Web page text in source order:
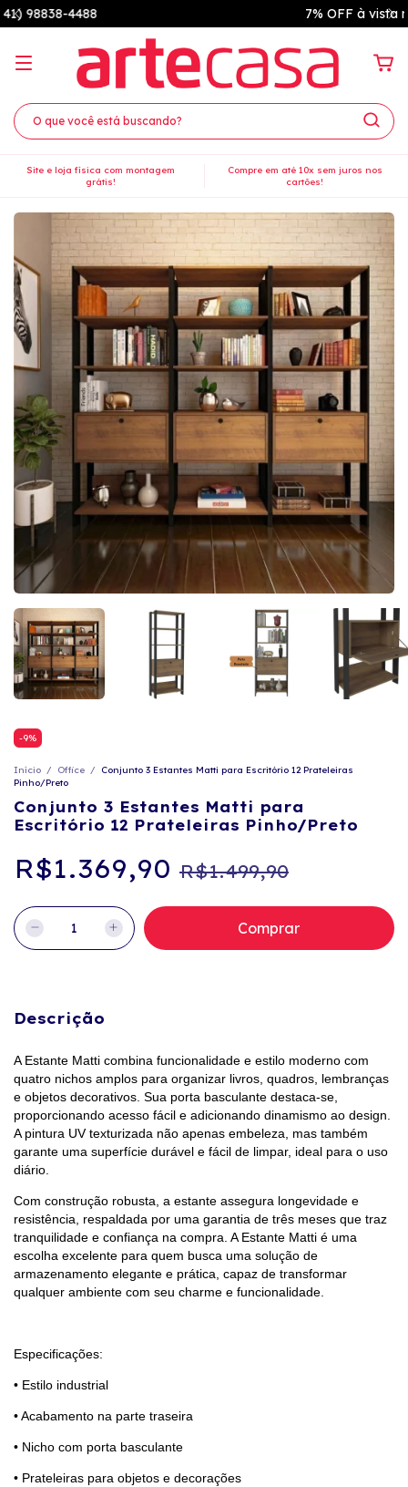
Site e loja física com montagem
grátis!
Compre em até 10x sem juros nos
cartões!
-9%
Início / Office /
Conjunto 3 Estantes Matti para Escritório 12 Prateleiras
Pinho/Preto
Conjunto 3 Estantes Matti para
Escritório 12 Prateleiras Pinho/Preto
R$1.369,90 R$1.499,90
Descrição
A Estante Matti combina funcionalidade e estilo moderno com
quatro nichos amplos para organizar livros, quadros, lembranças
e objetos decorativos. Sua porta basculante destaca-se,
proporcionando acesso fácil e adicionando dinamismo ao design.
A pintura UV texturizada não apenas embeleza, mas também
garante uma superfície durável e fácil de limpar, ideal para o uso
diário.
Com construção robusta, a estante assegura longevidade e
resistência, respaldada por uma garantia de três meses que traz
tranquilidade e confiança na compra. A Estante Matti é uma
escolha excelente para quem busca uma solução de
armazenamento elegante e prática, capaz de transformar
qualquer ambiente com seu charme e funcionalidade.
Especificações:
• Estilo industrial
• Acabamento na parte traseira
• Nicho com porta basculante
• Prateleiras para objetos e decorações